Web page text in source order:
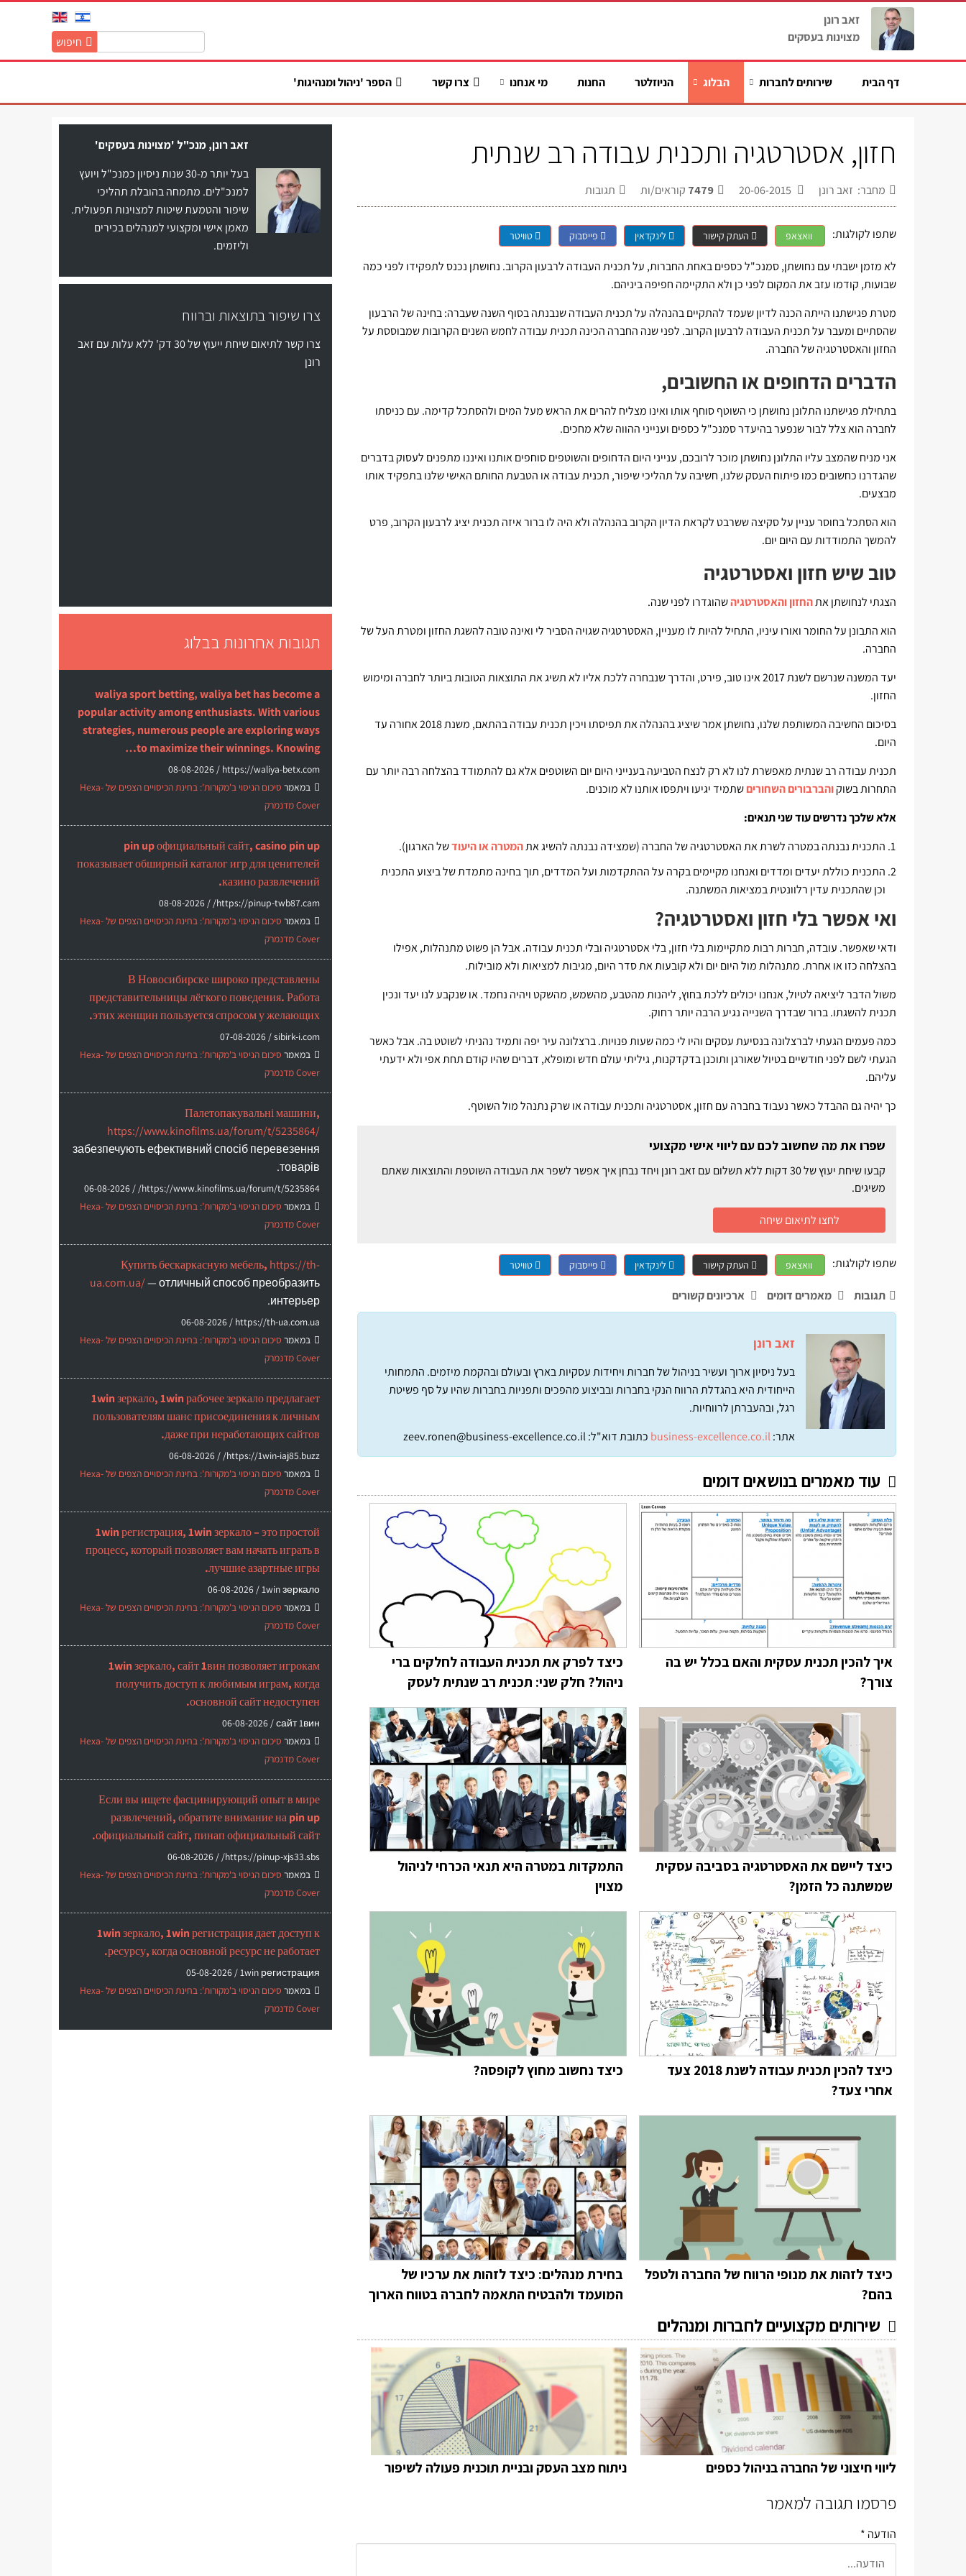
באתר:
חיפוש
זאב רונן
מצוינות בעסקים
דף הבית שירותים לחברות הבלוג הניוזלטר החנות מי אנחנו צרו קשר הספר 'ניהול ומנהיגות'
חזון, אסטרטגיה ותכנית עבודה רב שנתית
מחבר: זאב רונן 7479 קוראים/ות תגובות
שתפו לקולגות: וואצאפ העתק קישור לינקדאין פייסבוק טוויטר
לא מזמן ישבתי עם נחושתן, סמנכ"ל כספים באחת החברות, על תכנית העבודה לרבעון הקרוב. נחושתן נכנס לתפקידו לפני כמה
שבועות, קודמו עזב את המקום לפני כן ולא התקיימה חפיפה ביניהם.
מטרת פגישתנו הייתה הכנה לדיון שעמד להתקיים בהנהלה על תכנית העבודה שנבנתה בסוף השנה שעברה: בחינה של הרבעון
שהסתיים ומעבר על תכנית העבודה לרבעון הקרוב. לפני שנה החברה הכינה תכנית עבודה לחמש השנים הקרובות שמבוססת על
החזון והאסטרטגיה של החברה.
הדברים הדחופים או החשובים,
בתחילת פגישתנו התלונן נחושתן כי השוטף סוחף אותו ואינו מצליח להרים את הראש מעל המים ולהסתכל קדימה. עם כניסתו
לחברה הוא צלל לבור שנפער בהיעדר סמנכ"ל כספים וענייני ההווה שלא מחכים.
אני מניח שהמצב עליו התלונן נחושתן מוכר לרובכם, ענייני היום הדחופים והשוטפים סוחפים אותנו ואיננו מתפנים לעסוק בדברים
שהגדרנו כחשובים כמו פיתוח העסק שלנו, חשיבה על תהליכי שיפור, תכנית עבודה או הטבעת החותם האישי שלנו בתפקיד אותו
מבצעים.
הוא הסתכל בחוסר עניין על סקיצה ששרבט לקראת הדיון הקרוב בהנהלה ולא היה לו ברור איזה תכנית יציג לרבעון הקרוב, פרט
להמשך התמודדות עם היום יום.
טוב שיש חזון ואסטרטגיה
הצגתי לנחושתן אתהחזון והאסטרטגיהשהוגדרו לפני שנה.
הוא התבונן על החומר ואורו עיניו, התחיל להיות לו מעניין, האסטרטגיה שגויה הסביר לי ואינה טובה להשגת החזון ומטרת העל של
החברה.
יעד המשנה שנרשם לשנת 2017 אינו טוב, פירט, והדרך שנבחרה ללכת אליו לא תשיג את התוצאות הטובות ביותר לחברה ומימוש
החזון.
בסיכום החשיבה המשותפת שלנו, נחושתן אמר שיציג בהנהלה את תפיסתו ויכין תכנית עבודה בהתאם, משנת 2018 אחורה עד
היום.
תכנית עבודה רב שנתית מאפשרת לנו לא רק לנצח הטביעה בענייני היום יום השוטפים אלא גם להתמודד בהצלחה רבה יותר עם
התחרות בשוקוהברבורים השחוריםשתמיד יגיעו ויתפסו אותנו לא מוכנים.
אלא שלכך נדרשים עוד שני תנאים:
התכנית נבנתה במטרה לשרת את האסטרטגיה של החברה (שמצידה נבנתה להשיג אתהמטרה או היעודשל הארגון).
התכנית כוללת יעדים ומדדים ואנחנו מקיימים בקרה על ההתקדמות ועל המדדים, תוך בחינה מתמדת של ביצוע התכנית
וכן שהתכנית עדין רלוונטית במציאות המשתנה.
ואי אפשר בלי חזון ואסטרטגיה?
ודאי שאפשר. עובדה, חברות רבות מתקיימות בלי חזון, בלי אסטרטגיה ובלי תכנית עבודה. אבל הן פשוט מתנהלות, אפילו
בהצלחה כזו או אחרת. מתנהלות מול היום יום ולא קובעות את סדר היום, מגיבות למציאות ולא מובילות.
משול הדבר ליציאה לטיול, אנחנו יכולים ללכת בחוץ, ליהנות מהטבע, מהשמש, מהשקט ויהיה נחמד. או שנקבע לנו יעד ונכין
תכנית להשגתו. ברור שבדרך השנייה נגיע הרבה יותר רחוק.
כמה פעמים הגעתי לברצלונה בנסיעת עסקים והיו לי כמה שעות פנויות. ברצלונה עיר יפה ותמיד נהניתי לשוטט בה. אבל כאשר
הגעתי לשם לפני חודשיים בטיול שאורגן ותוכנן בדקדקנות, גיליתי עולם חדש ומופלא, דברים שהיו קודם תחת אפי ולא ידעתי
עליהם.
כך יהיה גם ההבדל כאשר נעבוד בחברה עם חזון, אסטרטגיה ותכנית עבודה או שרק נתנהל מול השוטף.
שפרו את מה שחשוב לכם עם ליווי אישי מקצועי
קבעו שיחת יעוץ של 30 דקות ללא תשלום עם זאב רונן ויחד נבחן איך אפשר לשפר את העבודה השוטפת והתוצאות שאתם
משיגים.
לחצו לתיאום שיחה
שתפו לקולגות: וואצאפ העתק קישור לינקדאין פייסבוק טוויטר
תגובות מאמרים דומים ארכיונים קשורים
זאב רונן
בעל ניסיון ארוך ועשיר בניהול של חברות ויחידות עסקיות בארץ ובעולם ובהקמת מיזמים. התמחותי
הייחודית היא בהגדלת הרווח הנקי בחברות ובביצוע מהפכים ותפניות בחברות שהיו על סף פשיטת
רגל, ובהעברתן לרווחיות.
אתר:business-excellence.co.il כתובת דוא"ל:zeev.ronen@business-excellence.co.il
עוד מאמרים בנושאים דומים
איך להכין תכנית עסקית והאם בכלל יש בה
צורך?
כיצד לפרק את תכנית העבודה לחלקים ברי
ניהול? חלק שני: תכנית רב שנתית לעסק
כיצד ליישם את האסטרטגיה בסביבה עסקית
שמשתנה כל הזמן?
התמקדות במטרה היא תנאי הכרחי לניהול
מצוין
כיצד להכין תכנית עבודה לשנת 2018 צעד
אחרי צעד?
כיצד נחשוב מחוץ לקופסה?
כיצד לזהות את מנופי הרווח של החברה ולטפל
בהם?
בחירת מנהלים: כיצד לזהות את ערכיו של
המועמד ולהבטיח התאמה לחברה בטווח הארוך
שירותים מקצועיים לחברות ומנהלים
ליווי חיצוני של החברה בניהול כספים ניתוח מצב העסק ובניית תוכנית פעולה לשיפור
פרסמו תגובה למאמר
הודעה *
זאב רונן, מנכ"ל 'מצוינות בעסקים'
בעל יותר מ-30 שנות ניסיון כמנכ"ל ויועץ
למנכ"לים. מתמחה בהובלת תהליכי
שיפור והטמעת שיטות למצוינות תפעולית.
מאמן אישי ומקצועי למנהלים בכירים
וליזמים.
צרו שיפור בתוצאות וברווח
צרו קשר לתיאום שיחת ייעוץ של 30 דק' ללא עלות עם זאב
רונן
תגובות אחרונות בבלוג
waliya sport betting, waliya bet has become a
popular activity among enthusiasts. With various
strategies, numerous people are exploring ways
to maximize their winnings. Knowing…
https://waliya-betx.com /
08-08-2026
במאמר
סיכום הניסוי ב'מקורות': בחינת הכיסויים הצפים של Hexa-
Cover מדנמרק
pin up официальный сайт, casino pin up
показывает обширный каталог игр для ценителей
казино развлечений.
https://pinup-twb87.cam/ /
08-08-2026
במאמר
סיכום הניסוי ב'מקורות': בחינת הכיסויים הצפים של Hexa-
Cover מדנמרק
В Новосибирске широко представлены
представительницы лёгкого поведения. Работа
этих женщин пользуется спросом у желающих.
sibirk-i.com /
07-08-2026
במאמר
סיכום הניסוי ב'מקורות': בחינת הכיסויים הצפים של Hexa-
Cover מדנמרק
Палетопакувальні машини,
https://www.kinofilms.ua/forum/t/5235864/
забезпечують ефективний спосіб перевезення
товарів.
https://www.kinofilms.ua/forum/t/5235864/ /
06-08-2026
במאמר
סיכום הניסוי ב'מקורות': בחינת הכיסויים הצפים של Hexa-
Cover מדנמרק
Купить бескаркасную мебель, https://th-
ua.com.ua/— отличный способ преобразить
интерьер.
https://th-ua.com.ua /
06-08-2026
במאמר
סיכום הניסוי ב'מקורות': בחינת הכיסויים הצפים של Hexa-
Cover מדנמרק
1win зеркало, 1win рабочее зеркало предлагает
пользователям шанс присоединения к личным
даже при неработающих сайтов.
https://1win-iaj85.buzz/ /
06-08-2026
במאמר
סיכום הניסוי ב'מקורות': בחינת הכיסויים הצפים של Hexa-
Cover מדנמרק
1win регистрация, 1win зеркало – это простой
процесс, который позволяет вам начать играть в
лучшие азартные игры.
1win зеркало /
06-08-2026
במאמר
סיכום הניסוי ב'מקורות': בחינת הכיסויים הצפים של Hexa-
Cover מדנמרק
1win зеркало, сайт 1вин позволяет игрокам
получить доступ к любимым играм, когда
основной сайт недоступен.
сайт 1вин /
06-08-2026
במאמר
סיכום הניסוי ב'מקורות': בחינת הכיסויים הצפים של Hexa-
Cover מדנמרק
Если вы ищете фасцинирующий опыт в мире
развлечений, обратите внимание на pin up
официальный сайт, пинап официальный сайт.
https://pinup-xjs33.sbs/ /
06-08-2026
במאמר
סיכום הניסוי ב'מקורות': בחינת הכיסויים הצפים של Hexa-
Cover מדנמרק
1win зеркало, 1win регистрация дает доступ к
ресурсу, когда основной ресурс не работает.
1win регистрация /
05-08-2026
במאמר
סיכום הניסוי ב'מקורות': בחינת הכיסויים הצפים של Hexa-
Cover מדנמרק